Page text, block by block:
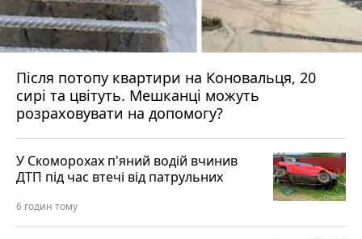
Після потопу квартири на Коновальця, 20
сирі та цвітуть. Мешканці можуть
розраховувати на допомогу?
У Скоморохах п'яний водій вчинив
ДТП під час втечі від патрульних
6 годин тому